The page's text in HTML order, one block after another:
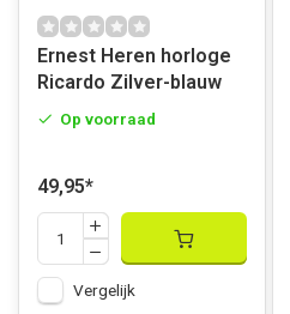
Ernest Heren horloge
Ricardo Zilver-blauw
Op voorraad
49,95*
Vergelijk